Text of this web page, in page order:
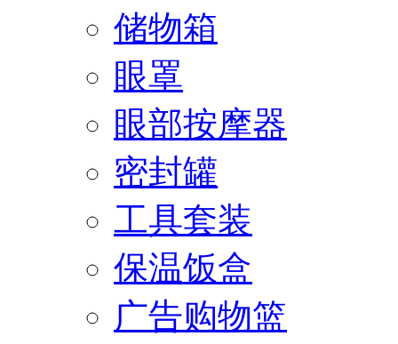
储物箱
眼罩
眼部按摩器
密封罐
工具套装
保温饭盒
广告购物篮